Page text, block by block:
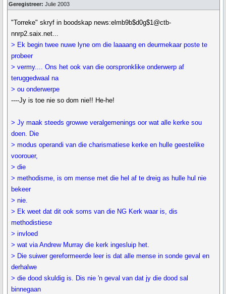
Geregistreer: Julie 2003
"Torreke" skryf in boodskap news:elmb9b$d0g$1@ctb-
nnrp2.saix.net...
> Ek begin twee nuwe lyne om die laaaang en deurmekaar poste te
probeer
> vermy.... Ons het ook van die oorspronklike onderwerp af
teruggedwaal na
> ou onderwerpe
----Jy is toe nie so dom nie!! He-he!
> Jy maak steeds growwe veralgemenings oor wat alle kerke sou
doen. Die
> modus operandi van die charismatiese kerke en hulle geestelike
voorouer,
> die
> methodisme, is om mense met die hel af te dreig as hulle hul nie
bekeer
> nie.
> Ek weet dat dit ook soms van die NG Kerk waar is, dis
methodistiese
> invloed
> wat via Andrew Murray die kerk ingesluip het.
> Die suiwer gereformeerde leer is dat alle mense in sonde geval en
derhalwe
> die dood skuldig is. Dis nie 'n geval van dat jy die dood sal
binnegaan